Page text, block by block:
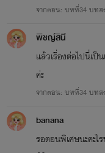
จากตอ
พิชญ์สินี
แล้วเรื่องต่อไปนี่เป็
ค่ะ
จากตอ
banana
รอตอนพิเศษนะคะ